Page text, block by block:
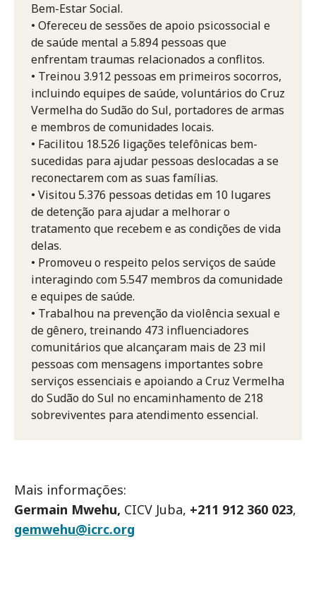
Bem-Estar Social.
• Ofereceu de sessões de apoio psicossocial e
de saúde mental a 5.894 pessoas que
enfrentam traumas relacionados a conflitos.
• Treinou 3.912 pessoas em primeiros socorros,
incluindo equipes de saúde, voluntários do Cruz
Vermelha do Sudão do Sul, portadores de armas
e membros de comunidades locais.
• Facilitou 18.526 ligações telefônicas bem-
sucedidas para ajudar pessoas deslocadas a se
reconectarem com as suas famílias.
• Visitou 5.376 pessoas detidas em 10 lugares
de detenção para ajudar a melhorar o
tratamento que recebem e as condições de vida
delas.
• Promoveu o respeito pelos serviços de saúde
interagindo com 5.547 membros da comunidade
e equipes de saúde.
• Trabalhou na prevenção da violência sexual e
de gênero, treinando 473 influenciadores
comunitários que alcançaram mais de 23 mil
pessoas com mensagens importantes sobre
serviços essenciais e apoiando a Cruz Vermelha
do Sudão do Sul no encaminhamento de 218
sobreviventes para atendimento essencial.
Mais informações:
Germain Mwehu, CICV Juba, +211 912 360 023,
gemwehu@icrc.org